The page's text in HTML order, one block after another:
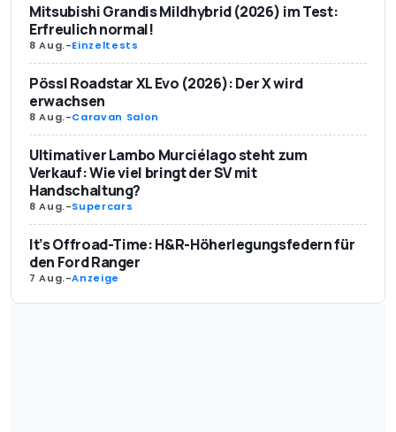
Mitsubishi Grandis Mildhybrid (2026) im Test:
Erfreulich normal!
8 Aug.-Einzeltests
Pössl Roadstar XL Evo (2026): Der X wird
erwachsen
8 Aug.-Caravan Salon
Ultimativer Lambo Murciélago steht zum
Verkauf: Wie viel bringt der SV mit
Handschaltung?
8 Aug.-Supercars
It’s Offroad-Time: H&R-Höherlegungsfedern für
den Ford Ranger
7 Aug.-Anzeige